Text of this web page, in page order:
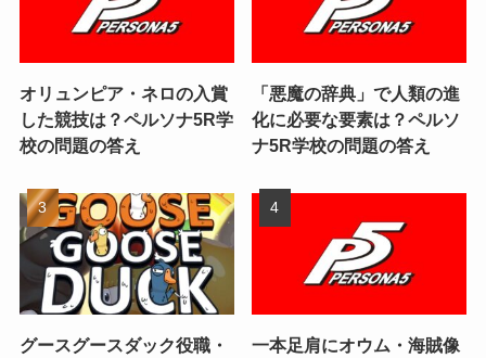
オリュンピア・ネロの入賞
した競技は？ペルソナ5R学
校の問題の答え
「悪魔の辞典」で人類の進
化に必要な要素は？ペルソ
ナ5R学校の問題の答え
グースグースダック役職・
一本足肩にオウム・海賊像